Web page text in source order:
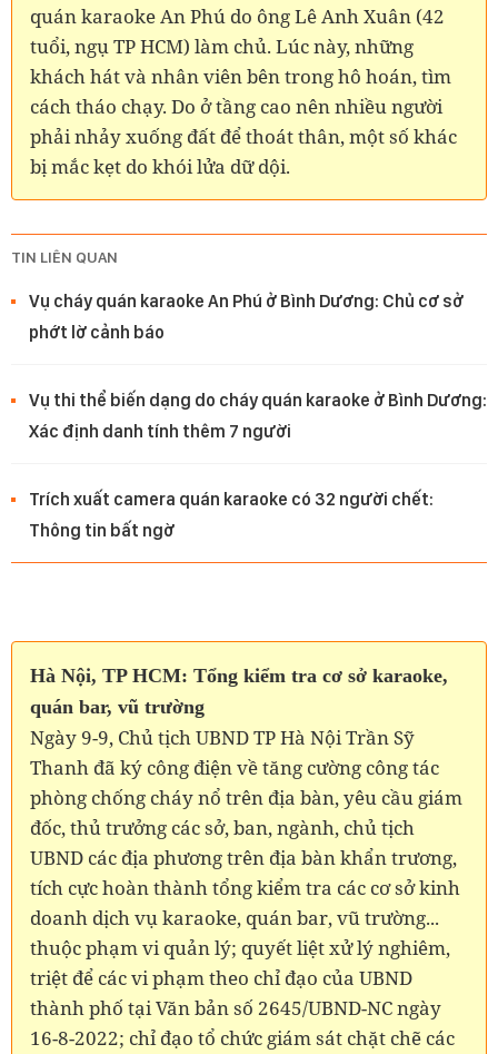
quán karaoke An Phú do ông Lê Anh Xuân (42
tuổi, ngụ TP HCM) làm chủ. Lúc này, những
khách hát và nhân viên bên trong hô hoán, tìm
cách tháo chạy. Do ở tầng cao nên nhiều người
phải nhảy xuống đất để thoát thân, một số khác
bị mắc kẹt do khói lửa dữ dội.
TIN LIÊN QUAN
Vụ cháy quán karaoke An Phú ở Bình Dương: Chủ cơ sở
phớt lờ cảnh báo
Vụ thi thể biến dạng do cháy quán karaoke ở Bình Dương:
Xác định danh tính thêm 7 người
Trích xuất camera quán karaoke có 32 người chết:
Thông tin bất ngờ
Hà Nội, TP HCM: Tổng kiểm tra cơ sở karaoke,
quán bar, vũ trường
Ngày 9-9, Chủ tịch UBND TP Hà Nội Trần Sỹ
Thanh đã ký công điện về tăng cường công tác
phòng chống cháy nổ trên địa bàn, yêu cầu giám
đốc, thủ trưởng các sở, ban, ngành, chủ tịch
UBND các địa phương trên địa bàn khẩn trương,
tích cực hoàn thành tổng kiểm tra các cơ sở kinh
doanh dịch vụ karaoke, quán bar, vũ trường...
thuộc phạm vi quản lý; quyết liệt xử lý nghiêm,
triệt để các vi phạm theo chỉ đạo của UBND
thành phố tại Văn bản số 2645/UBND-NC ngày
16-8-2022; chỉ đạo tổ chức giám sát chặt chẽ các